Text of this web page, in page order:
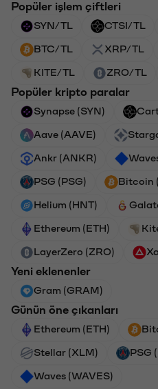
Popüler işlem çiftleri
SYN/TL CTSI/TL
BTC/TL XRP/TL
KITE/TL ZRO/TL
Popüler kripto paralar
Synapse (SYN)
Aave (AAVE)
Ankr (ANKR)
PSG (PSG) Bitcoin
Helium (HNT)
Ethereum (ETH)
LayerZero (ZRO)
Yeni eklenenler
Gram (GRAM)
Günün öne çıkanları
Ethereum (ETH)
Stellar (XLM) PSG
Waves (WAVES)